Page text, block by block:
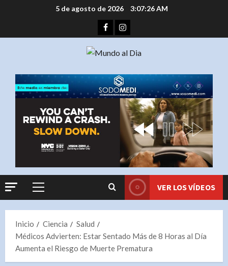
5 de agosto de 2026 3:07:26 AM
FacebookInstagram
Menú
VER LOS VÍDEOS
Inicio Ciencia
Salud
Médicos Advierten: Estar Sentado Más de 8 Horas al Día
Aumenta el Riesgo de Muerte Prematura